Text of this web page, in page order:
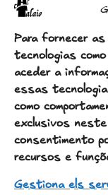
Para fornecer as
tecnologias
aceder a
essas
como
exclusivos
consentimento
recursos e
Gestiona els
Não é
este
8.
Os